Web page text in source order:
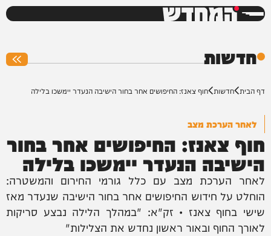
המחדש
חדשות
דף הבית חדשות חוף צאנז: החיפושים אחר בחור הישיבה הנעדר יימשכו בלילה
לאחר הערכת מצב
חוף צאנז: החיפושים אחר בחור
הישיבה הנעדר יימשכו בלילה
לאחר הערכת מצב עם כלל גורמי החירום והמשטרה:
הוחלט על חידוש החיפושים אחר בחור הישיבה שנעדר מאז
שישי בחוף צאנז • זק"א: "במהלך הלילה נבצע סריקות
לאורך החוף ובאור ראשון נחדש את הצלילות"